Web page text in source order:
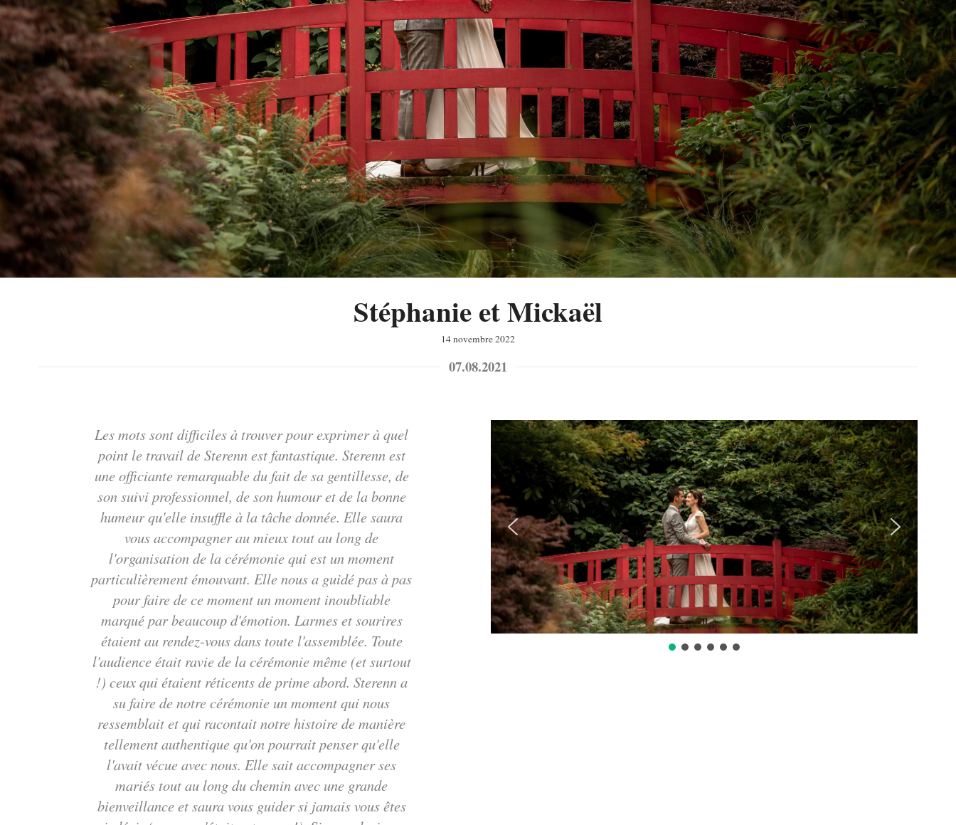
Stéphanie et Mickaël
14 novembre 2022
07.08.2021
Les mots sont difficiles à trouver pour exprimer à quel
point le travail de Sterenn est fantastique. Sterenn est
une officiante remarquable du fait de sa gentillesse, de
son suivi professionnel, de son humour et de la bonne
humeur qu'elle insuffle à la tâche donnée. Elle saura
vous accompagner au mieux tout au long de
l'organisation de la cérémonie qui est un moment
particulièrement émouvant. Elle nous a guidé pas à pas
pour faire de ce moment un moment inoubliable
marqué par beaucoup d'émotion. Larmes et sourires
étaient au rendez-vous dans toute l'assemblée. Toute
l'audience était ravie de la cérémonie même (et surtout
!) ceux qui étaient réticents de prime abord. Sterenn a
su faire de notre cérémonie un moment qui nous
ressemblait et qui racontait notre histoire de manière
tellement authentique qu'on pourrait penser qu'elle
l'avait vécue avec nous. Elle sait accompagner ses
mariés tout au long du chemin avec une grande
bienveillance et saura vous guider si jamais vous êtes